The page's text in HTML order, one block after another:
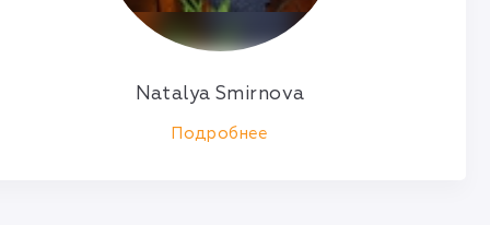
Natalya Smirnova
Подробнее